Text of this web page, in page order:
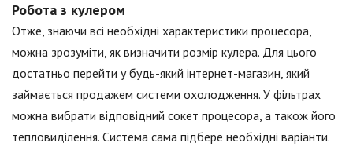
Робота з кулером
Отже, знаючи всі необхідні характеристики процесора,
можна зрозуміти, як визначити розмір кулера. Для цього
достатньо перейти у будь-який інтернет-магазин, який
займається продажем системи охолодження. У фільтрах
можна вибрати відповідний сокет процесора, а також його
тепловиділення. Система сама підбере необхідні варіанти.